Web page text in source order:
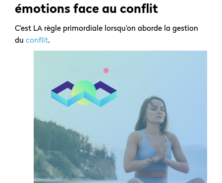
émotions face au conflit
C’est LA règle primordiale lorsqu’on aborde la gestion
du conflit.